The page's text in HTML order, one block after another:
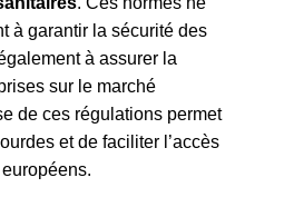
à garantir la sécurité des
à assurer la
sur le marché
de ces régulations permet
et de faciliter l’accès